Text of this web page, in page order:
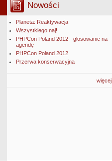
Nowości
Planeta: Reaktywacja
Wszystkiego naj!
PHPCon Poland 2012 - głosowanie na
agendę
PHPCon Poland 2012
Przerwa konserwacyjna
więcej